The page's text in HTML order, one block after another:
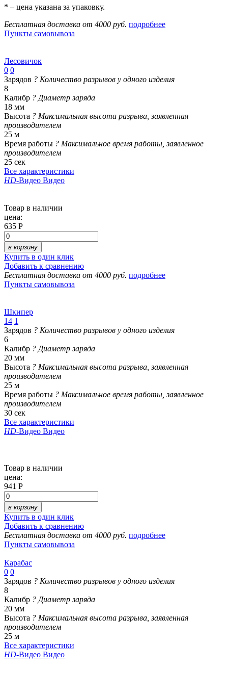
* – цена указана за упаковку.
Бесплатная доставка от 4000 руб. подробнее
Пункты самовывоза
Лесовичок
0 0
Зарядов ? Количество разрывов у одного изделия
8
Калибр ? Диаметр заряда
18 мм
Высота ? Максимальная высота разрыва, заявленная
производителем
25 м
Время работы ? Максимальное время работы, заявленное
производителем
25 сек
Все характеристики
HD-Видео Видео
Товар в наличии
цена:
635 Р
в корзину
Купить в один клик
Добавить к сравнению
Бесплатная доставка от 4000 руб. подробнее
Пункты самовывоза
Шкипер
14 1
Зарядов ? Количество разрывов у одного изделия
6
Калибр ? Диаметр заряда
20 мм
Высота ? Максимальная высота разрыва, заявленная
производителем
25 м
Время работы ? Максимальное время работы, заявленное
производителем
30 сек
Все характеристики
HD-Видео Видео
Товар в наличии
цена:
941 Р
в корзину
Купить в один клик
Добавить к сравнению
Бесплатная доставка от 4000 руб. подробнее
Пункты самовывоза
Карабас
0 0
Зарядов ? Количество разрывов у одного изделия
8
Калибр ? Диаметр заряда
20 мм
Высота ? Максимальная высота разрыва, заявленная
производителем
25 м
Все характеристики
HD-Видео Видео